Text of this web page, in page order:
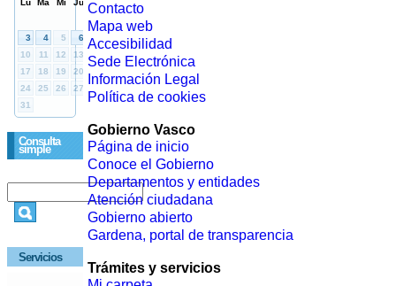
Consulta
simple
Servicios
Contacto
Mapa web
Accesibilidad
Sede Electrónica
Información Legal
Política de cookies
Gobierno Vasco
Página de inicio
Conoce el Gobierno
Departamentos y entidades
Atención ciudadana
Gobierno abierto
Gardena, portal de transparencia
Trámites y servicios